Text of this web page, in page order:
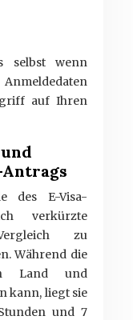
selbst wenn
auf Ihren
des E-Visa-
verkürzte
zu
Während die
Land und
kann, liegt sie
und 7